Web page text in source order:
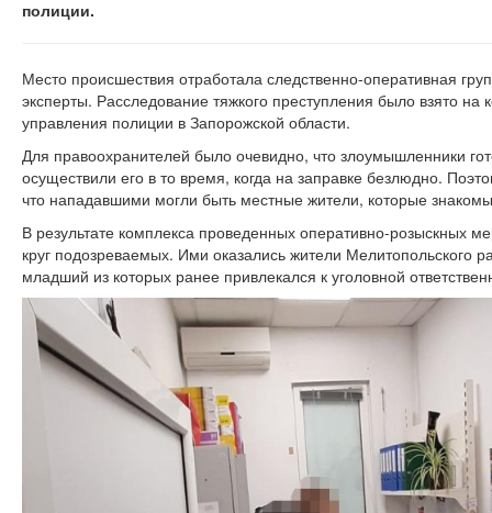
полиции.
Место происшествия отработала следственно-оперативная
эксперты. Расследование тяжкого преступления было взято на
управления полиции в Запорожской области.
Для правоохранителей было очевидно, что злоумышленники
осуществили его в то время, когда на заправке безлюдно.
что нападавшими могли быть местные жители, которые
В результате комплекса проведенных оперативно-розыскных
круг подозреваемых. Ими оказались жители Мелитопольского
младший из которых ранее привлекался к уголовной